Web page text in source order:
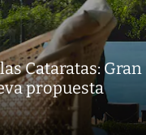
Cataratas: Gran
propuesta